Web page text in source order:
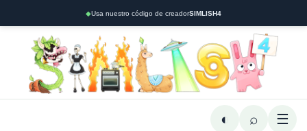
◆Usa nuestro código de creadorSIMLISH4
◐ ⌕ ☰